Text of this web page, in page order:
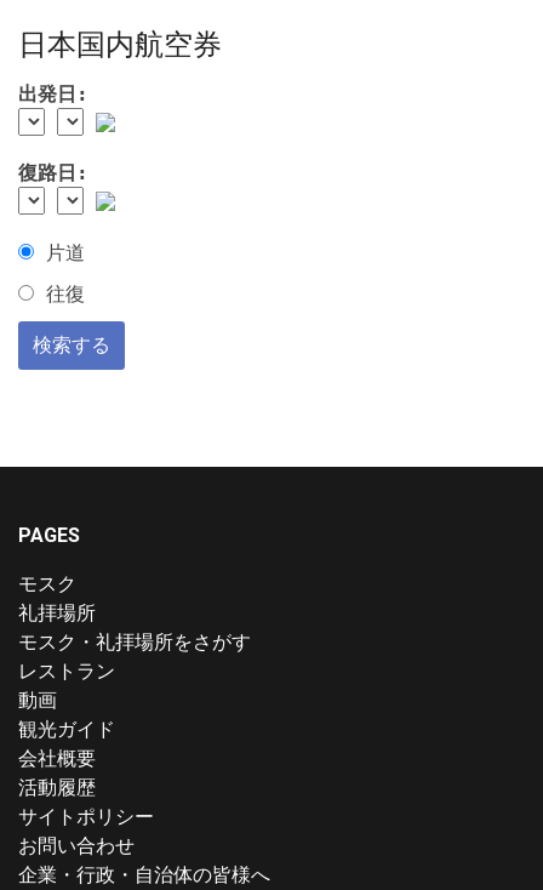
日本国内航空券
出発日:
復路日:
片道
往復
PAGES
モスク
礼拝場所
モスク・礼拝場所をさがす
レストラン
動画
観光ガイド
会社概要
活動履歴
サイトポリシー
お問い合わせ
企業・行政・自治体の皆様へ